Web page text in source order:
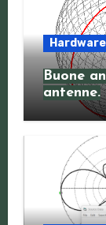
Hardware
Buone
antenne.